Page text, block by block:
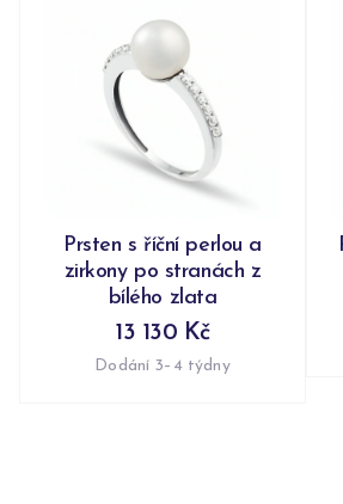
Prsten s říční perlou a
zirkony po stranách z
bílého zlata
13 130 Kč
Dodání 3–4 týdny